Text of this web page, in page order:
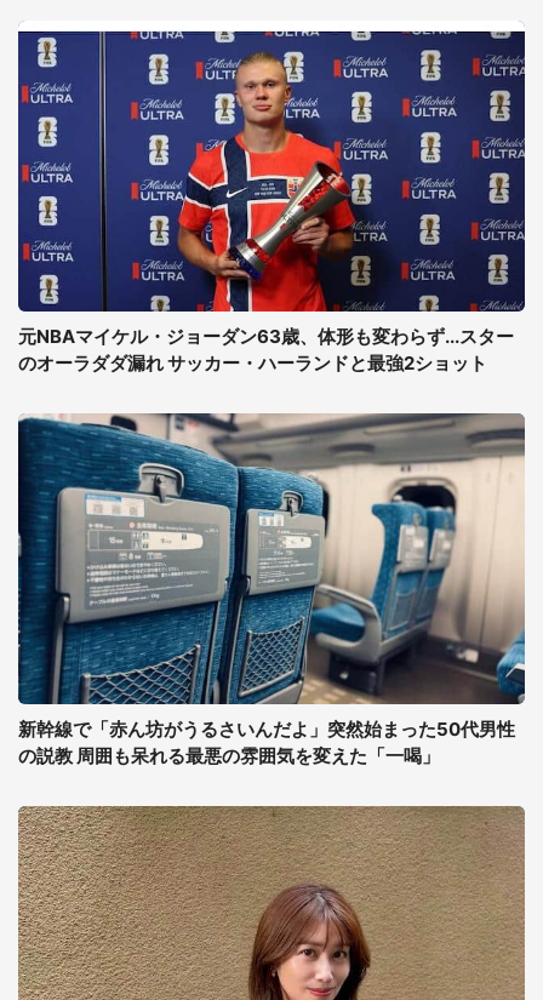
元NBAマイケル・ジョーダン63歳、体形も変わらず...スター
のオーラダダ漏れ サッカー・ハーランドと最強2ショット
新幹線で「赤ん坊がうるさいんだよ」突然始まった50代男性
の説教 周囲も呆れる最悪の雰囲気を変えた「一喝」